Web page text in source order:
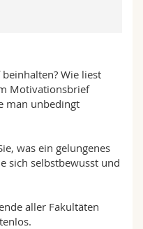
Wie liest
Motivationsbrief
man unbedingt
was ein gelungenes
sich selbstbewusst und
aller Fakultäten